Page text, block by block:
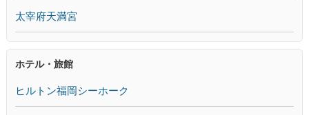
太宰府天満宮
ホテル・旅館
ヒルトン福岡シーホーク